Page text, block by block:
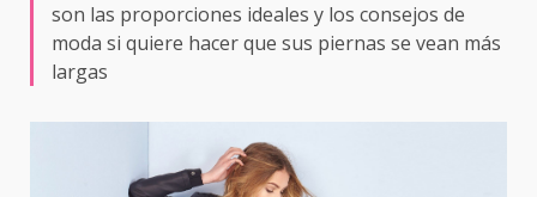
son las proporciones ideales y los consejos de
moda si quiere hacer que sus piernas se vean más
largas